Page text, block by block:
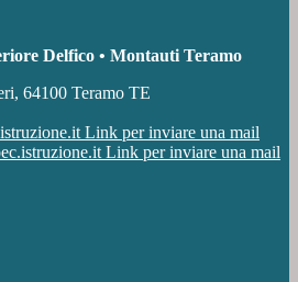
Delfico • Montauti Teramo
64100 Teramo TE
Link per inviare una mail
Link per inviare una mail